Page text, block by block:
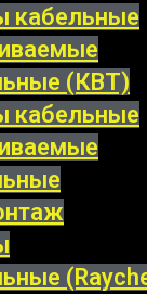
кабельные
(КВТ)
кабельные